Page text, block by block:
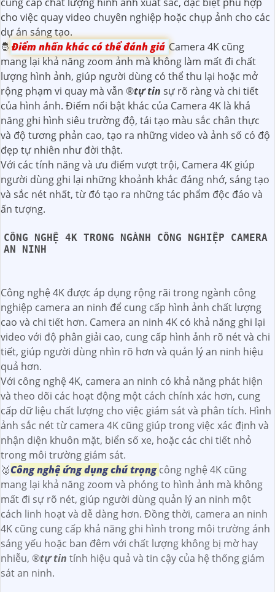
cho việc quay video chuyên nghiệp hoặc chụp ảnh cho các
dự án sáng tạo.
🤴 Điểm nhấn khác có thể đánh giá Camera 4K cũng
mang lại khả năng zoom ảnh mà không làm mất đi chất
lượng hình ảnh, giúp người dùng có thể thu lại hoặc mở
rộng phạm vi quay mà vẫn ®️tự tin sự rõ ràng và chi tiết
của hình ảnh. Điểm nổi bật khác của Camera 4K là khả
năng ghi hình siêu trường độ, tái tạo màu sắc chân thực
và độ tương phản cao, tạo ra những video và ảnh số có độ
đẹp tự nhiên như đời thật.
Với các tính năng và ưu điểm vượt trội, Camera 4K giúp
người dùng ghi lại những khoảnh khắc đáng nhớ, sáng tạo
và sắc nét nhất, từ đó tạo ra những tác phẩm độc đáo và
ấn tượng.
CÔNG NGHỆ 4K TRONG NGÀNH CÔNG NGHIỆP CAMERA
AN NINH
Công nghệ 4K được áp dụng rộng rãi trong ngành công
nghiệp camera an ninh để cung cấp hình ảnh chất lượng
cao và chi tiết hơn. Camera an ninh 4K có khả năng ghi lại
video với độ phân giải cao, cung cấp hình ảnh rõ nét và chi
tiết, giúp người dùng nhìn rõ hơn và quản lý an ninh hiệu
quả hơn.
Với công nghệ 4K, camera an ninh có khả năng phát hiện
và theo dõi các hoạt động một cách chính xác hơn, cung
cấp dữ liệu chất lượng cho việc giám sát và phân tích. Hình
ảnh sắc nét từ camera 4K cũng giúp trong việc xác định và
nhận diện khuôn mặt, biển số xe, hoặc các chi tiết nhỏ
trong môi trường giám sát.
🥈️Công nghệ ứng dụng chú trọngcông nghệ 4K cũng
mang lại khả năng zoom và phóng to hình ảnh mà không
mất đi sự rõ nét, giúp người dùng quản lý an ninh một
cách linh hoạt và dễ dàng hơn. Đồng thời, camera an ninh
4K cũng cung cấp khả năng ghi hình trong môi trường ánh
sáng yếu hoặc ban đêm với chất lượng không bị mờ hay
nhiễu, ®️tự tin tính hiệu quả và tin cậy của hệ thống giám
sát an ninh.